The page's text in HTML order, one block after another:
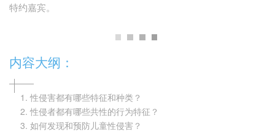
特约嘉宾。
内容大纲：
1. 性侵害都有哪些特征和种类？
2. 性侵者都有哪些共性的行为特征？
3. 如何发现和预防儿童性侵害？